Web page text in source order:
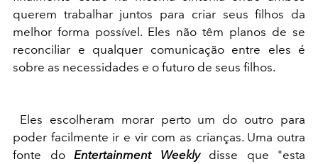
querem trabalhar juntos para criar seus filhos da
melhor forma possível. Eles não têm planos de se
reconciliar e qualquer comunicação entre eles é
sobre as necessidades e o futuro de seus filhos.
Eles escolheram morar perto um do outro para
poder facilmente ir e vir com as crianças. Uma outra
fonte do Entertainment Weeklydisse que "esta